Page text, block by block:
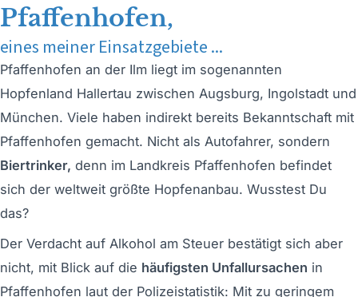
Pfaffenhofen,
eines meiner Einsatzgebiete ...
Pfaffenhofen an der Ilm liegt im sogenannten
Hopfenland Hallertau zwischen Augsburg, Ingolstadt und
München. Viele haben indirekt bereits Bekanntschaft mit
Pfaffenhofen gemacht. Nicht als Autofahrer, sondern
Biertrinker, denn im Landkreis Pfaffenhofen befindet
sich der weltweit größte Hopfenanbau. Wusstest Du
das?
Der Verdacht auf Alkohol am Steuer bestätigt sich aber
nicht, mit Blick auf die häufigsten Unfallursachen in
Pfaffenhofen laut der Polizeistatistik: Mit zu geringem